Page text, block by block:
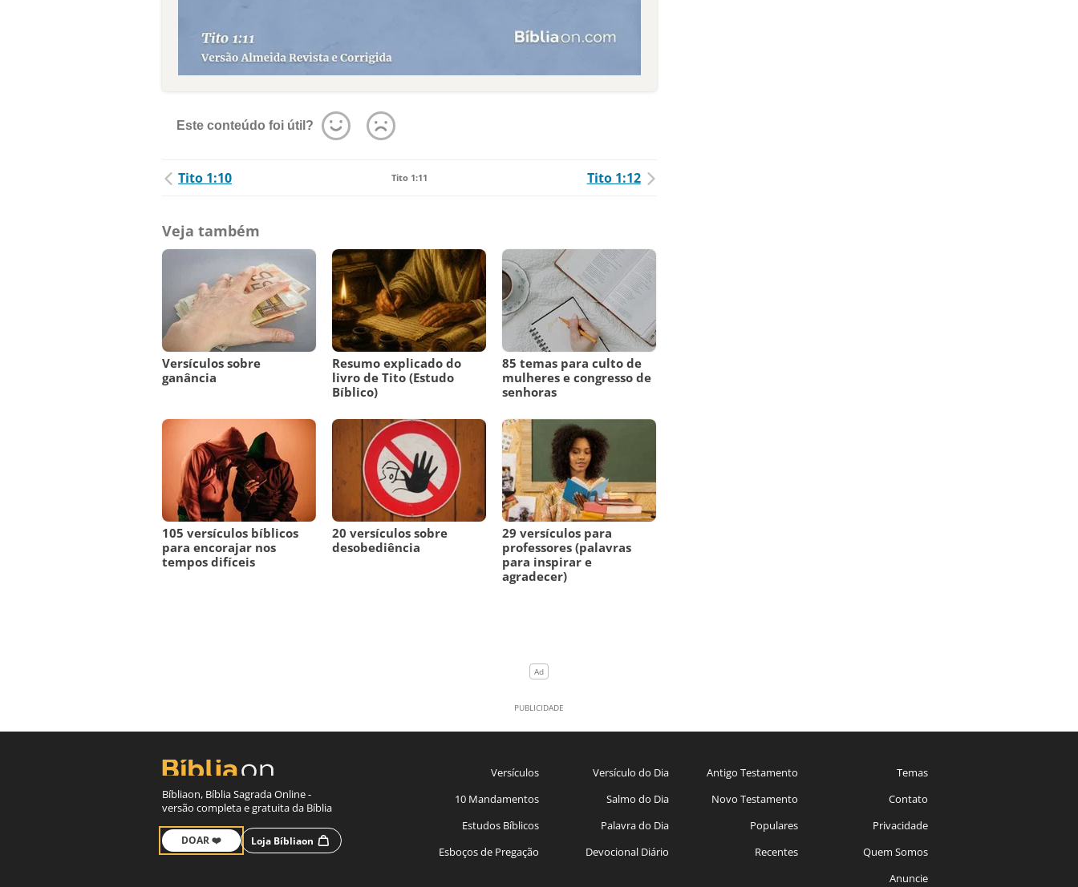
Este conteúdo foi útil?
Tito 1:10 Tito 1:11 Tito 1:12
Veja também
Versículos sobre
ganância
Resumo explicado do
livro de Tito (Estudo
Bíblico)
85 temas para culto de
mulheres e congresso de
senhoras
105 versículos bíblicos
para encorajar nos
tempos difíceis
20 versículos sobre
desobediência
29 versículos para
professores (palavras
para inspirar e
agradecer)
Bíbliaon, Bíblia Sagrada Online -
versão completa e gratuita da Bíblia
DOAR ❤️ Loja Bíbliaon
Versículos
10 Mandamentos
Estudos Bíblicos
Esboços de Pregação
Versículo do Dia
Salmo do Dia
Palavra do Dia
Devocional Diário
Antigo Testamento
Novo Testamento
Populares
Recentes
Temas
Contato
Privacidade
Quem Somos
Anuncie